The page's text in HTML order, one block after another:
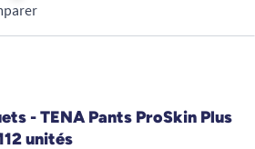
- TENA Pants ProSkin Plus
unités